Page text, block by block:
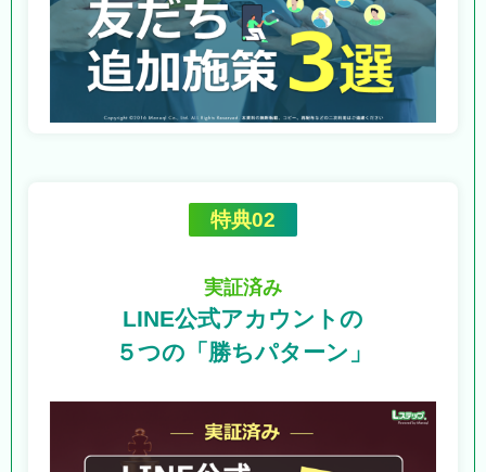
特典02
実証済み
LINE公式アカウントの
５つの「勝ちパターン」